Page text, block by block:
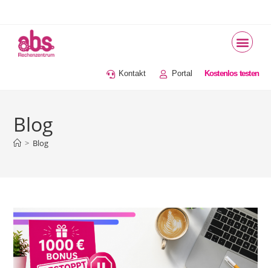
Kontakt Portal Kostenlos testen
Blog
> Blog